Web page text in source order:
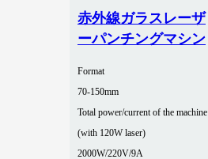
赤外線ガラスレーザ
ーパンチングマシン
Format
70-150mm
Total power/current of the machine
(with 120W laser)
2000W/220V/9A